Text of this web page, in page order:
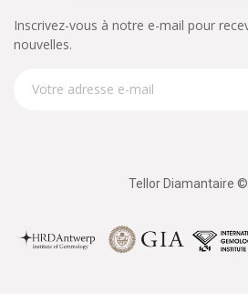
Inscrivez-vous à notre e-mail pour
nouvelles.
Tellor Diamantaire